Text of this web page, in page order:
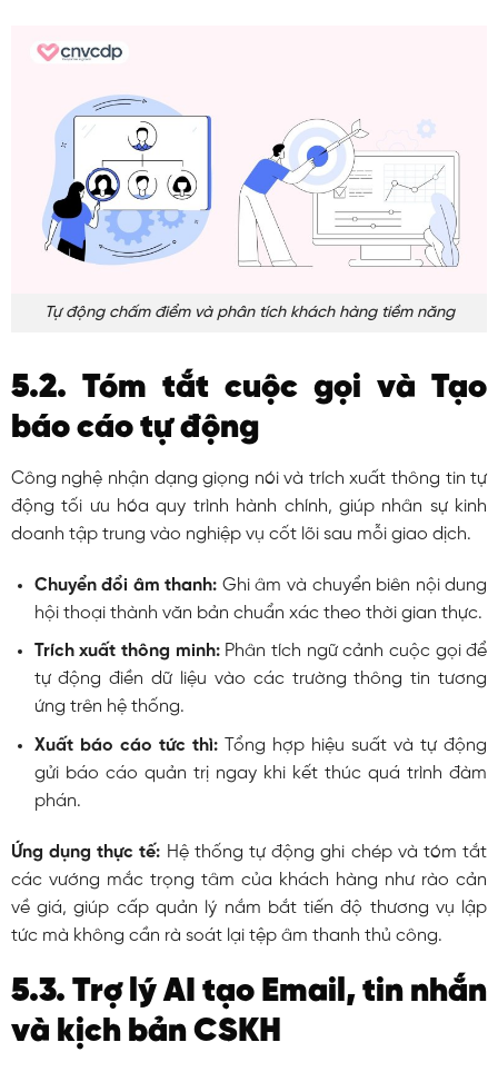
Tự động chấm điểm và phân tích khách hàng tiềm năng
5.2. Tóm tắt cuộc gọi và Tạo
báo cáo tự động
Công nghệ nhận dạng giọng nói và trích xuất thông tin tự
động tối ưu hóa quy trình hành chính, giúp nhân sự kinh
doanh tập trung vào nghiệp vụ cốt lõi sau mỗi giao dịch.
Chuyển đổi âm thanh: Ghi âm và chuyển biên nội dung
hội thoại thành văn bản chuẩn xác theo thời gian thực.
Trích xuất thông minh:Phân tích ngữ cảnh cuộc gọi để
tự động điền dữ liệu vào các trường thông tin tương
ứng trên hệ thống.
Xuất báo cáo tức thì:Tổng hợp hiệu suất và tự động
gửi báo cáo quản trị ngay khi kết thúc quá trình đàm
phán.
Ứng dụng thực tế: Hệ thống tự động ghi chép và tóm tắt
các vướng mắc trọng tâm của khách hàng như rào cản
về giá, giúp cấp quản lý nắm bắt tiến độ thương vụ lập
tức mà không cần rà soát lại tệp âm thanh thủ công.
5.3. Trợ lý AI tạo Email, tin nhắn
và kịch bản CSKH